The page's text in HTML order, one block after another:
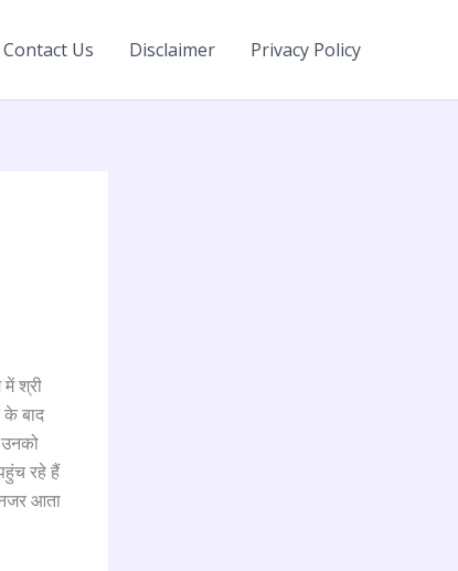
Contact Us Disclaimer Privacy Policy
श्री
के बाद
रहे हैं
नजर आता